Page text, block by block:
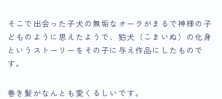
そこで出会った子犬の無垢なオーラがまるで神様の子
どものように思えたようで、狛犬（こまいぬ）の化身
というストーリーをその子に与え作品にしたもので
す。
巻き髪がなんとも愛くるしいです。